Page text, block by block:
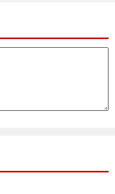
kích thước là